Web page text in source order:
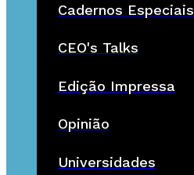
Cadernos Especiais
CEO's Talks
Edição Impressa
Opinião
Universidades